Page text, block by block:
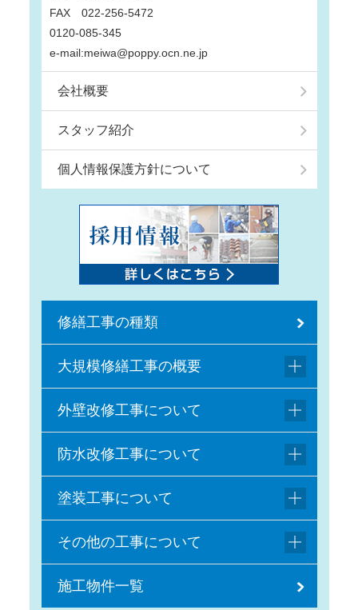
FAX 022-256-5472
0120-085-345
e-mail:meiwa@poppy.ocn.ne.jp
会社概要
スタッフ紹介
個人情報保護方針について
修繕工事の種類
大規模修繕工事の概要
外壁改修工事について
防水改修工事について
塗装工事について
その他の工事について
施工物件一覧